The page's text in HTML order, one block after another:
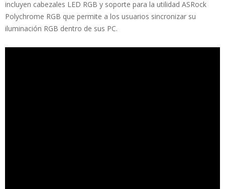
incluyen cabezales LED RGB y soporte para la utilidad ASRock
Polychrome RGB que permite a los usuarios sincronizar su
iluminación RGB dentro de sus PC.